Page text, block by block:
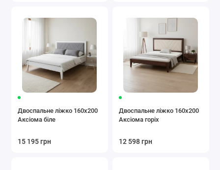
Двоспальне ліжко 160x200
Аксіома біле
15 195 грн
Двоспальне ліжко 160x200
Аксіома горіх
12 598 грн